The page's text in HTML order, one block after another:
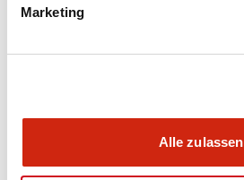
Marketing
Alle zulassen